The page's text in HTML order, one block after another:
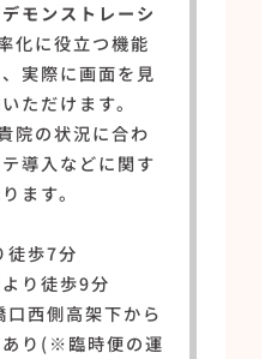
モンストレーシ
化に役立つ機能
実際に画面を見
ただけます。
院の状況に合わ
導入などに関す
ます。
徒歩7分
り徒歩9分
西側高架下から
り(※臨時便の運